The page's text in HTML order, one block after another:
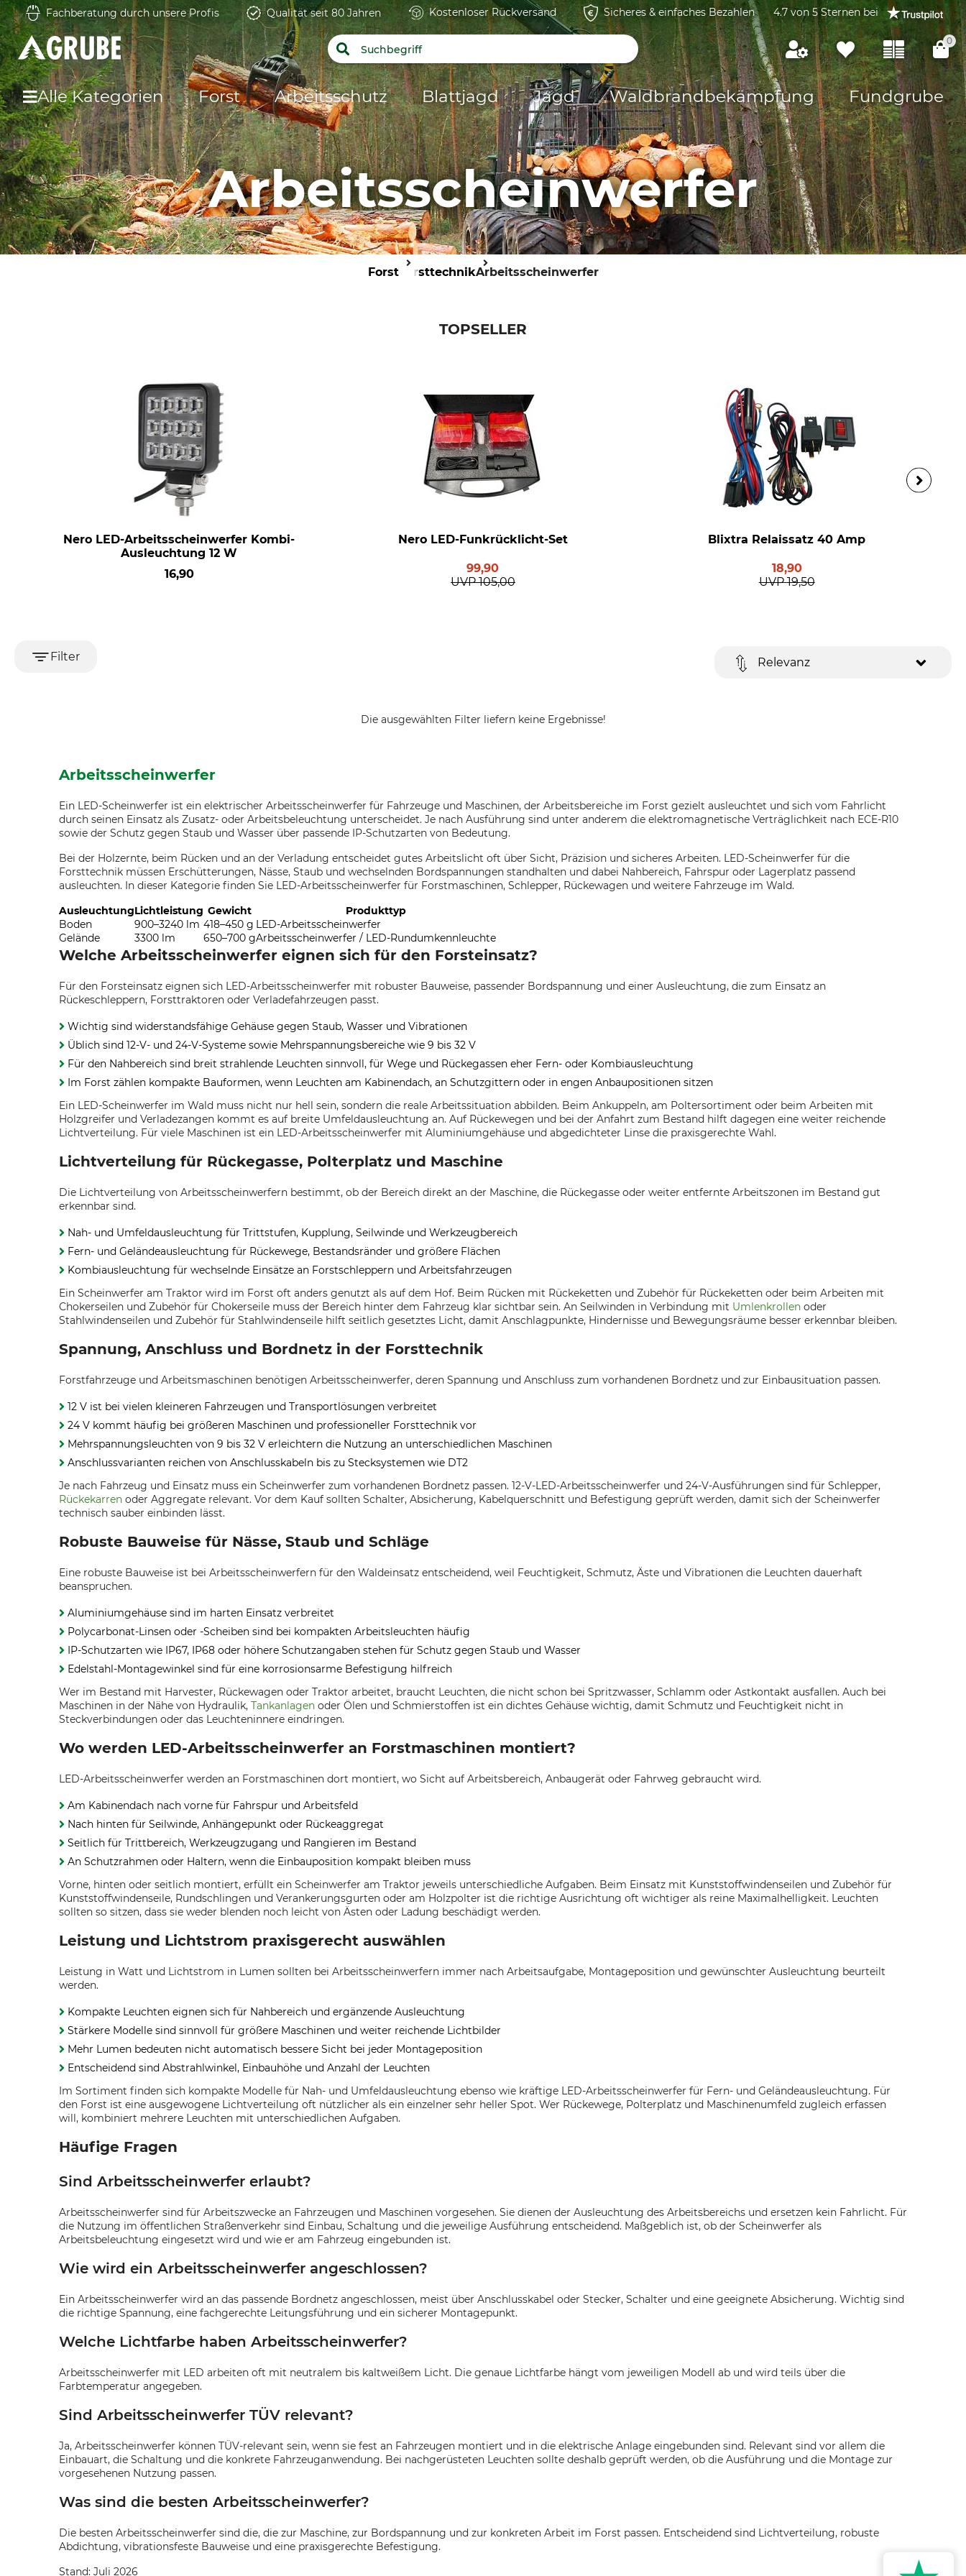
Fachberatung durch unsere Profis Qualität seit 80 Jahren Kostenloser Rückversand Sicheres & einfaches Bezahlen 4.7 von 5 Sternen bei
0
Alle Kategorien Forst Arbeitsschutz Blattjagd Jagd Waldbrandbekämpfung Fundgrube
Arbeitsscheinwerfer
ForstForsttechnikArbeitsscheinwerfer
TOPSELLER
Nero LED-Arbeitsscheinwerfer Kombi-
Ausleuchtung 12 W
16,90
Nero LED-Funkrücklicht-Set
99,90
UVP 105,00
Blixtra Relaissatz 40 Amp
18,90
UVP 19,50
Filter Relevanz
Die ausgewählten Filter liefern keine Ergebnisse!
Arbeitsscheinwerfer
Ein LED-Scheinwerfer ist ein elektrischer Arbeitsscheinwerfer für Fahrzeuge und Maschinen, der Arbeitsbereiche im Forst gezielt ausleuchtet und sich vom Fahrlicht
durch seinen Einsatz als Zusatz- oder Arbeitsbeleuchtung unterscheidet. Je nach Ausführung sind unter anderem die elektromagnetische Verträglichkeit nach ECE-R10
sowie der Schutz gegen Staub und Wasser über passende IP-Schutzarten von Bedeutung.
Bei der Holzernte, beim Rücken und an der Verladung entscheidet gutes Arbeitslicht oft über Sicht, Präzision und sicheres Arbeiten. LED-Scheinwerfer für die
Forsttechnik müssen Erschütterungen, Nässe, Staub und wechselnden Bordspannungen standhalten und dabei Nahbereich, Fahrspur oder Lagerplatz passend
ausleuchten. In dieser Kategorie finden Sie LED-Arbeitsscheinwerfer für Forstmaschinen, Schlepper, Rückewagen und weitere Fahrzeuge im Wald.
AusleuchtungLichtleistung Gewicht
Produkttyp
Boden
900–3240 lm 418–450 g LED-Arbeitsscheinwerfer
Gelände
3300 lm 650–700 gArbeitsscheinwerfer / LED-Rundumkennleuchte
Welche Arbeitsscheinwerfer eignen sich für den Forsteinsatz?
Für den Forsteinsatz eignen sich LED-Arbeitsscheinwerfer mit robuster Bauweise, passender Bordspannung und einer Ausleuchtung, die zum Einsatz an
Rückeschleppern, Forsttraktoren oder Verladefahrzeugen passt.
Wichtig sind widerstandsfähige Gehäuse gegen Staub, Wasser und Vibrationen
Üblich sind 12-V- und 24-V-Systeme sowie Mehrspannungsbereiche wie 9 bis 32 V
Für den Nahbereich sind breit strahlende Leuchten sinnvoll, für Wege und Rückegassen eher Fern- oder Kombiausleuchtung
Im Forst zählen kompakte Bauformen, wenn Leuchten am Kabinendach, an Schutzgittern oder in engen Anbaupositionen sitzen
Ein LED-Scheinwerfer im Wald muss nicht nur hell sein, sondern die reale Arbeitssituation abbilden. Beim Ankuppeln, am Poltersortiment oder beim Arbeiten mit
Holzgreifer und Verladezangen kommt es auf breite Umfeldausleuchtung an. Auf Rückewegen und bei der Anfahrt zum Bestand hilft dagegen eine weiter reichende
Lichtverteilung. Für viele Maschinen ist ein LED-Arbeitsscheinwerfer mit Aluminiumgehäuse und abgedichteter Linse die praxisgerechte Wahl.
Lichtverteilung für Rückegasse, Polterplatz und Maschine
Die Lichtverteilung von Arbeitsscheinwerfern bestimmt, ob der Bereich direkt an der Maschine, die Rückegasse oder weiter entfernte Arbeitszonen im Bestand gut
erkennbar sind.
Nah- und Umfeldausleuchtung für Trittstufen, Kupplung, Seilwinde und Werkzeugbereich
Fern- und Geländeausleuchtung für Rückewege, Bestandsränder und größere Flächen
Kombiausleuchtung für wechselnde Einsätze an Forstschleppern und Arbeitsfahrzeugen
Ein Scheinwerfer am Traktor wird im Forst oft anders genutzt als auf dem Hof. Beim Rücken mit Rückeketten und Zubehör für Rückeketten oder beim Arbeiten mit
Chokerseilen und Zubehör für Chokerseile muss der Bereich hinter dem Fahrzeug klar sichtbar sein. An Seilwinden in Verbindung mit Umlenkrollen oder
Stahlwindenseilen und Zubehör für Stahlwindenseile hilft seitlich gesetztes Licht, damit Anschlagpunkte, Hindernisse und Bewegungsräume besser erkennbar bleiben.
Spannung, Anschluss und Bordnetz in der Forsttechnik
Forstfahrzeuge und Arbeitsmaschinen benötigen Arbeitsscheinwerfer, deren Spannung und Anschluss zum vorhandenen Bordnetz und zur Einbausituation passen.
12 V ist bei vielen kleineren Fahrzeugen und Transportlösungen verbreitet
24 V kommt häufig bei größeren Maschinen und professioneller Forsttechnik vor
Mehrspannungsleuchten von 9 bis 32 V erleichtern die Nutzung an unterschiedlichen Maschinen
Anschlussvarianten reichen von Anschlusskabeln bis zu Stecksystemen wie DT2
Je nach Fahrzeug und Einsatz muss ein Scheinwerfer zum vorhandenen Bordnetz passen. 12-V-LED-Arbeitsscheinwerfer und 24-V-Ausführungen sind für Schlepper,
Rückekarren oder Aggregate relevant. Vor dem Kauf sollten Schalter, Absicherung, Kabelquerschnitt und Befestigung geprüft werden, damit sich der Scheinwerfer
technisch sauber einbinden lässt.
Robuste Bauweise für Nässe, Staub und Schläge
Eine robuste Bauweise ist bei Arbeitsscheinwerfern für den Waldeinsatz entscheidend, weil Feuchtigkeit, Schmutz, Äste und Vibrationen die Leuchten dauerhaft
beanspruchen.
Aluminiumgehäuse sind im harten Einsatz verbreitet
Polycarbonat-Linsen oder -Scheiben sind bei kompakten Arbeitsleuchten häufig
IP-Schutzarten wie IP67, IP68 oder höhere Schutzangaben stehen für Schutz gegen Staub und Wasser
Edelstahl-Montagewinkel sind für eine korrosionsarme Befestigung hilfreich
Wer im Bestand mit Harvester, Rückewagen oder Traktor arbeitet, braucht Leuchten, die nicht schon bei Spritzwasser, Schlamm oder Astkontakt ausfallen. Auch bei
Maschinen in der Nähe von Hydraulik, Tankanlagen oder Ölen und Schmierstoffen ist ein dichtes Gehäuse wichtig, damit Schmutz und Feuchtigkeit nicht in
Steckverbindungen oder das Leuchteninnere eindringen.
Wo werden LED-Arbeitsscheinwerfer an Forstmaschinen montiert?
LED-Arbeitsscheinwerfer werden an Forstmaschinen dort montiert, wo Sicht auf Arbeitsbereich, Anbaugerät oder Fahrweg gebraucht wird.
Am Kabinendach nach vorne für Fahrspur und Arbeitsfeld
Nach hinten für Seilwinde, Anhängepunkt oder Rückeaggregat
Seitlich für Trittbereich, Werkzeugzugang und Rangieren im Bestand
An Schutzrahmen oder Haltern, wenn die Einbauposition kompakt bleiben muss
Vorne, hinten oder seitlich montiert, erfüllt ein Scheinwerfer am Traktor jeweils unterschiedliche Aufgaben. Beim Einsatz mit Kunststoffwindenseilen und Zubehör für
Kunststoffwindenseile, Rundschlingen und Verankerungsgurten oder am Holzpolter ist die richtige Ausrichtung oft wichtiger als reine Maximalhelligkeit. Leuchten
sollten so sitzen, dass sie weder blenden noch leicht von Ästen oder Ladung beschädigt werden.
Leistung und Lichtstrom praxisgerecht auswählen
Leistung in Watt und Lichtstrom in Lumen sollten bei Arbeitsscheinwerfern immer nach Arbeitsaufgabe, Montageposition und gewünschter Ausleuchtung beurteilt
werden.
Kompakte Leuchten eignen sich für Nahbereich und ergänzende Ausleuchtung
Stärkere Modelle sind sinnvoll für größere Maschinen und weiter reichende Lichtbilder
Mehr Lumen bedeuten nicht automatisch bessere Sicht bei jeder Montageposition
Entscheidend sind Abstrahlwinkel, Einbauhöhe und Anzahl der Leuchten
Im Sortiment finden sich kompakte Modelle für Nah- und Umfeldausleuchtung ebenso wie kräftige LED-Arbeitsscheinwerfer für Fern- und Geländeausleuchtung. Für
den Forst ist eine ausgewogene Lichtverteilung oft nützlicher als ein einzelner sehr heller Spot. Wer Rückewege, Polterplatz und Maschinenumfeld zugleich erfassen
will, kombiniert mehrere Leuchten mit unterschiedlichen Aufgaben.
Häufige Fragen
Sind Arbeitsscheinwerfer erlaubt?
Arbeitsscheinwerfer sind für Arbeitszwecke an Fahrzeugen und Maschinen vorgesehen. Sie dienen der Ausleuchtung des Arbeitsbereichs und ersetzen kein Fahrlicht. Für
die Nutzung im öffentlichen Straßenverkehr sind Einbau, Schaltung und die jeweilige Ausführung entscheidend. Maßgeblich ist, ob der Scheinwerfer als
Arbeitsbeleuchtung eingesetzt wird und wie er am Fahrzeug eingebunden ist.
Wie wird ein Arbeitsscheinwerfer angeschlossen?
Ein Arbeitsscheinwerfer wird an das passende Bordnetz angeschlossen, meist über Anschlusskabel oder Stecker, Schalter und eine geeignete Absicherung. Wichtig sind
die richtige Spannung, eine fachgerechte Leitungsführung und ein sicherer Montagepunkt.
Welche Lichtfarbe haben Arbeitsscheinwerfer?
Arbeitsscheinwerfer mit LED arbeiten oft mit neutralem bis kaltweißem Licht. Die genaue Lichtfarbe hängt vom jeweiligen Modell ab und wird teils über die
Farbtemperatur angegeben.
Sind Arbeitsscheinwerfer TÜV relevant?
Ja, Arbeitsscheinwerfer können TÜV-relevant sein, wenn sie fest an Fahrzeugen montiert und in die elektrische Anlage eingebunden sind. Relevant sind vor allem die
Einbauart, die Schaltung und die konkrete Fahrzeuganwendung. Bei nachgerüsteten Leuchten sollte deshalb geprüft werden, ob die Ausführung und die Montage zur
vorgesehenen Nutzung passen.
Was sind die besten Arbeitsscheinwerfer?
Die besten Arbeitsscheinwerfer sind die, die zur Maschine, zur Bordspannung und zur konkreten Arbeit im Forst passen. Entscheidend sind Lichtverteilung, robuste
Abdichtung, vibrationsfeste Bauweise und eine praxisgerechte Befestigung.
Stand: Juli 2026